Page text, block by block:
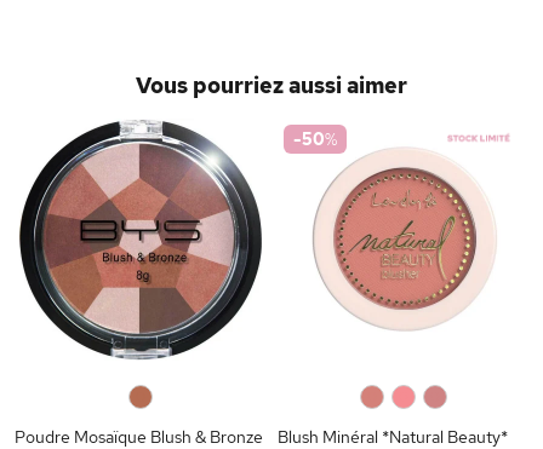
Vous pourriez aussi aimer
Poudre Mosaïque Blush & Bronze
-50%
Blush Minéral *Natural Beauty*